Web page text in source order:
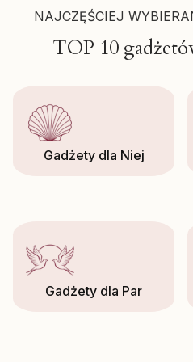
NAJCZĘŚCIEJ
TOP 10
Gadżety dla Niej
Gadżety dla Par